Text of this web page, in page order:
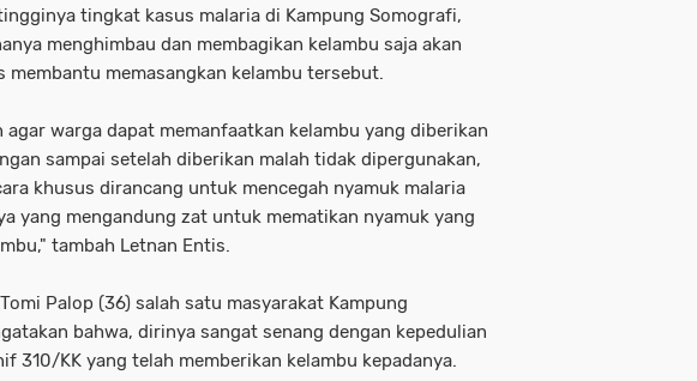
tingkat kasus malaria di Kampung Somografi,
menghimbau dan membagikan kelambu saja akan
membantu memasangkan kelambu tersebut.
agar warga dapat memanfaatkan kelambu yang diberikan
sampai setelah diberikan malah tidak dipergunakan,
khusus dirancang untuk mencegah nyamuk malaria
yang mengandung zat untuk mematikan nyamuk yang
tambah Letnan Entis.
Palop (36) salah satu masyarakat Kampung
bahwa, dirinya sangat senang dengan kepedulian
310/KK yang telah memberikan kelambu kepadanya.